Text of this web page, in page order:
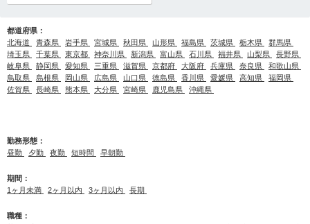
都道府県：
北海道
青森県 岩手県 宮城県 秋田県 山形県 福島県 茨城県 栃木県
群馬県
埼玉県
千葉県 東京都 神奈川県 新潟県 富山県 石川県 福井県 山梨県
長野県
岐阜県
静岡県 愛知県 三重県 滋賀県 京都府 大阪府 兵庫県 奈良県
和歌山県
鳥取県
島根県 岡山県 広島県 山口県 徳島県 香川県 愛媛県 高知県
福岡県
佐賀県
長崎県 熊本県 大分県 宮崎県 鹿児島県 沖縄県
勤務形態：
昼勤
夕勤 夜勤 短時間 早朝勤
期間：
1ヶ月未満
2ヶ月以内 3ヶ月以内 長期
職種：